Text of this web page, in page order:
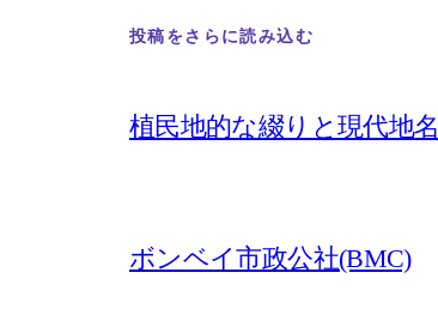
投稿をさらに読み込む
植民地的な綴りと現代地名
ボンベイ市政公社(BMC)